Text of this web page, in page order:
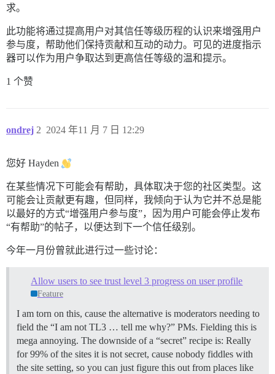
求。
此功能将通过提高用户对其信任等级历程的认识来增强用户
参与度，帮助他们保持贡献和互动的动力。可见的进度指示
器可以作为用户争取达到更高信任等级的温和提示。
1 个赞
ondrej 2024 年11 月 7 日 12:29
2
您好 Hayden
在某些情况下可能会有帮助，具体取决于您的社区类型。这
可能会让贡献更有趣，但同样，我倾向于认为它并不总是能
以最好的方式“增强用户参与度”，因为用户可能会停止发布
“有帮助”的帖子，以便达到下一个信任级别。
今年一月份曾就此进行过一些讨论：
Allow users to see trust level 3 progress on user profile
Feature
I am torn on this, cause the alternative is moderators needing to
field the “I am not TL3 … tell me why?” PMs. Fielding this is
mega annoying. The downside of a “secret” recipe is: Really
for 99% of the sites it is not secret, cause nobody fiddles with
the site setting, so you can just figure this out from places like